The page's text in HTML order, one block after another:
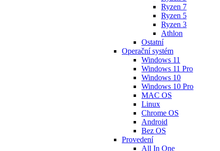
Ryzen 7
Ryzen 5
Ryzen 3
Athlon
Ostatní
Operační systém
Windows 11
Windows 11 Pro
Windows 10
Windows 10 Pro
MAC OS
Linux
Chrome OS
Android
Bez OS
Provedení
All In One